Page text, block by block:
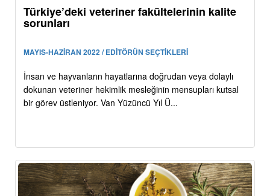
Türkiye’deki veteriner fakültelerinin kalite
sorunları
MAYIS-HAZİRAN 2022 / EDİTÖRÜN SEÇTİKLERİ
İnsan ve hayvanların hayatlarına doğrudan veya dolaylı
dokunan veteriner hekimlik mesleğinin mensupları kutsal
bir görev üstleniyor. Van Yüzüncü Yıl Ü...